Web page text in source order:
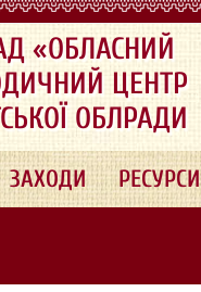
«ОБЛАСНИЙ
ЦЕНТР
ОБЛРАДИ
ЗАХОДИ РЕСУРСИ